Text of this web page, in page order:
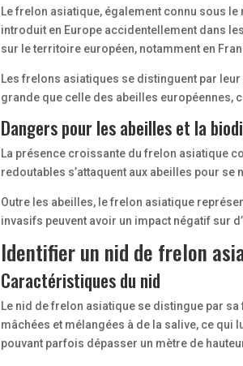
Le frelon asiatique, également connu sous
introduit en Europe accidentellement dans
sur le territoire européen, notamment en
Les frelons asiatiques se distinguent par
grande que celle des abeilles européennes,
Dangers pour les abeilles et la
La présence croissante du frelon asiatique
redoutables s’attaquent aux abeilles pour
Outre les abeilles, le frelon asiatique
invasifs peuvent avoir un impact négatif sur
Identifier un nid de frelon
Caractéristiques du nid
Le nid de frelon asiatique se distingue par
mâchées et mélangées à de la salive, ce
pouvant parfois dépasser un mètre de